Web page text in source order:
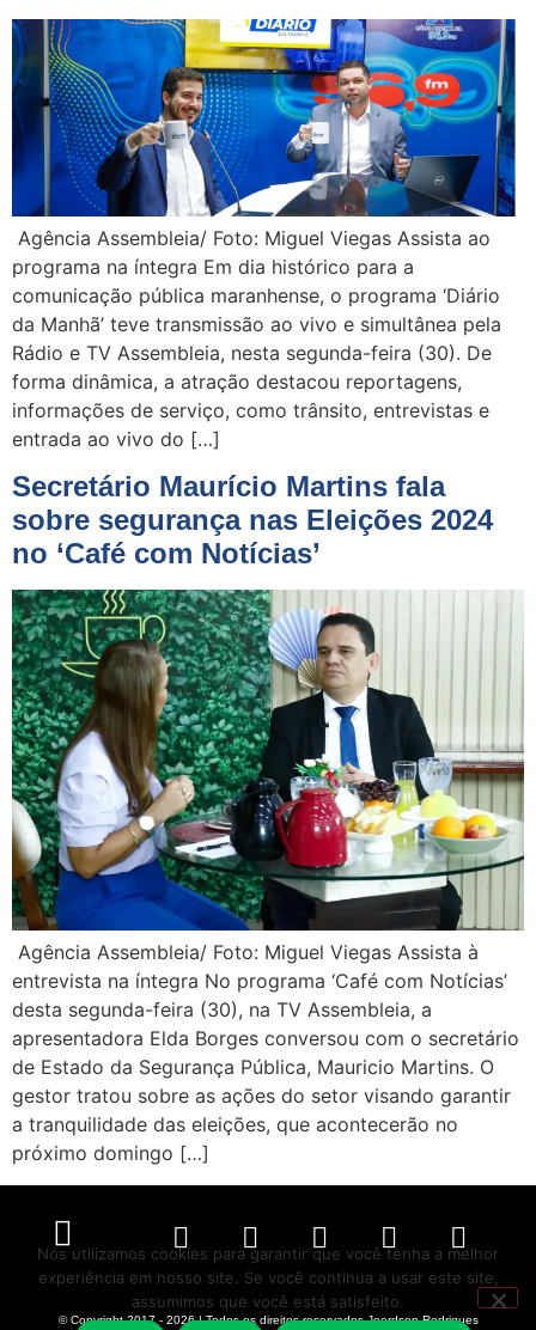
Agência Assembleia/ Foto: Miguel Viegas Assista ao
programa na íntegra Em dia histórico para a
comunicação pública maranhense, o programa ‘Diário
da Manhã’ teve transmissão ao vivo e simultânea pela
Rádio e TV Assembleia, nesta segunda-feira (30). De
forma dinâmica, a atração destacou reportagens,
informações de serviço, como trânsito, entrevistas e
entrada ao vivo do […]
Secretário Maurício Martins fala
sobre segurança nas Eleições 2024
no ‘Café com Notícias’
Agência Assembleia/ Foto: Miguel Viegas Assista à
entrevista na íntegra No programa ‘Café com Notícias’
desta segunda-feira (30), na TV Assembleia, a
apresentadora Elda Borges conversou com o secretário
de Estado da Segurança Pública, Mauricio Martins. O
gestor tratou sobre as ações do setor visando garantir
a tranquilidade das eleições, que acontecerão no
próximo domingo […]
© Copyright 2017 - 2026 | Todos os direitos reservados Joerdson Rodrigues
Nós utilizamos cookies para garantir que você tenha a melhor
experiência em nosso site. Se você continua a usar este site,
assumimos que você está satisfeito.